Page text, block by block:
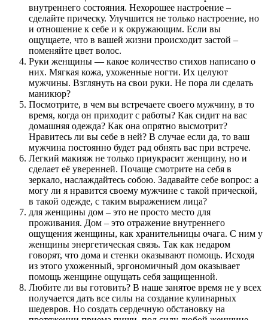
внутреннего состояния. Нехорошее настроение –
сделайте прическу. Улучшится не только настроение, но
и отношение к себе и к окружающим. Если вы
ощущаете, что в вашей жизни происходит застой –
поменяйте цвет волос.
Руки женщины — какое количество стихов написано о
них. Мягкая кожа, ухоженные ногти. Их целуют
мужчины. Взглянуть на свои руки. Не пора ли сделать
маникюр?
Посмотрите, в чем вы встречаете своего мужчину, в то
время, когда он приходит с работы? Как сидит на вас
домашняя одежда? Как она опрятно высмотрит?
Нравитесь ли вы себе в ней? В случае если да, то ваш
мужчина постоянно будет рад обнять вас при встрече.
Легкий макияж не только приукрасит женщину, но и
сделает её уверенней. Почаще смотрите на себя в
зеркало, наслаждайтесь собою. Задавайте себе вопрос: а
могу ли я нравится своему мужчине с такой прической,
в такой одежде, с таким выражением лица?
для женщины дом – это не просто место для
проживания. Дом – это отражение внутреннего
ощущения женщины, как хранительницы очага. С ним у
женщины энергетическая связь. Так как недаром
говорят, что дома и стенки оказывают помощь. Исходя
из этого ухоженный, эргономичный дом оказывает
помощь женщине ощущать себя защищенной.
Любите ли вы готовить? В наше занятое время не у всех
получается дать все силы на создание кулинарных
шедевров. Но создать сердечную обстановку на